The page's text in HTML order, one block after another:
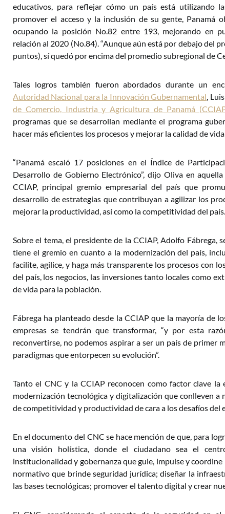
educativos, para reflejar cómo un país está utilizando
promover el acceso y la inclusión de su gente, Panamá
ocupando la posición No.82 entre 193, mejorando en
relación al 2020 (No.84). “Aunque aún está por debajo del
puntos), sí quedó por encima del promedio subregional de
Tales logros también fueron abordados durante un
Autoridad Nacional para la Innovación Gubernamental,
de Comercio, Industria y Agricultura de Panamá
programas que se desarrollan mediante el programa
hacer más eficientes los procesos y mejorar la calidad de
“Panamá escaló 17 posiciones en el Índice de
Desarrollo de Gobierno Electrónico”, dijo Oliva en
CCIAP, principal gremio empresarial del país que
desarrollo de estrategias que contribuyan a agilizar los
mejorar la productividad, así como la competitividad del país.
Sobre el tema, el presidente de la CCIAP, Adolfo Fábrega,
tiene el gremio en cuanto a la modernización del país,
facilite, agilice, y haga más transparente los procesos con
del país, los negocios, las inversiones tanto locales como
de vida para la población.
Fábrega ha planteado desde la CCIAP que la mayoría de
empresas se tendrán que transformar, “y por esta
reconvertirse, no podemos aspirar a ser un país de primer
paradigmas que entorpecen su evolución”.
Tanto el CNC y la CCIAP reconocen como factor clave la
modernización tecnológica y digitalización que conlleven a
de competitividad y productividad de cara a los desafíos del
En el documento del CNC se hace mención de que, para
una visión holística, donde el ciudadano sea el
institucionalidad y gobernanza que guie, impulse y
normativo que brinde seguridad jurídica; diseñar la
las bases tecnológicas; promover el talento digital y crear